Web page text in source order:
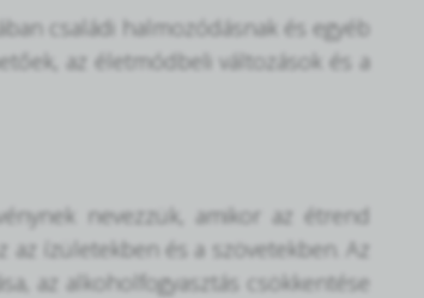
családi halmozódásnak és egyéb
az életmódbeli változások és a
nevezzük, amikor az étrend
az ízületekben és a szövetekben. Az
az alkoholfogyasztás csökkentése